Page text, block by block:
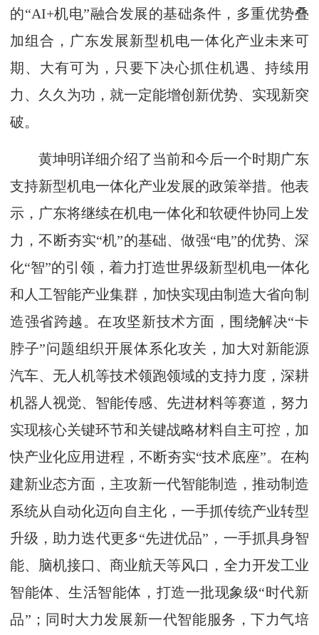
的“AI+机电”融合发展的基础条件，多重优势叠
加组合，广东发展新型机电一体化产业未来可
期、大有可为，只要下决心抓住机遇、持续用
力、久久为功，就一定能增创新优势、实现新突
破。
黄坤明详细介绍了当前和今后一个时期广东
支持新型机电一体化产业发展的政策举措。他表
示，广东将继续在机电一体化和软硬件协同上发
力，不断夯实“机”的基础、做强“电”的优势、深
化“智”的引领，着力打造世界级新型机电一体化
和人工智能产业集群，加快实现由制造大省向制
造强省跨越。在攻坚新技术方面，围绕解决“卡
脖子”问题组织开展体系化攻关，加大对新能源
汽车、无人机等技术领跑领域的支持力度，深耕
机器人视觉、智能传感、先进材料等赛道，努力
实现核心关键环节和关键战略材料自主可控，加
快产业化应用进程，不断夯实“技术底座”。在构
建新业态方面，主攻新一代智能制造，推动制造
系统从自动化迈向自主化，一手抓传统产业转型
升级，助力迭代更多“先进优品”，一手抓具身智
能、脑机接口、商业航天等风口，全力开发工业
智能体、生活智能体，打造一批现象级“时代新
品”；同时大力发展新一代智能服务，下力气培